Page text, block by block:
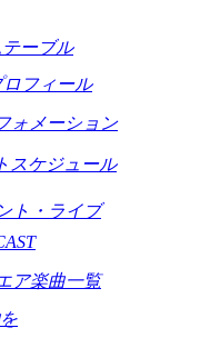
テーブル
ロフィール
ォメーション
スケジュール
ト・ライブ
ア楽曲一覧